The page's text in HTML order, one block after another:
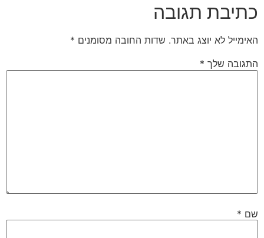
כתיבת תגובה
האימייל לא יוצג באתר. שדות החובה מסומנים *
התגובה שלך *
שם *